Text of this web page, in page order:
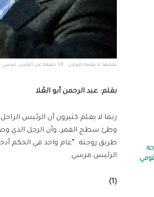
بعضها لا يعلمه كثيرون.. 34 حقيقة عن الرئيس مرسي
بقلم: عبد الرحمن أبو العُلا
ربما لا يعلم كثيرون أن الرئيس
وطئ سطح القمر، وأن الرجل الذي
الرئيس مرسي.
(1)